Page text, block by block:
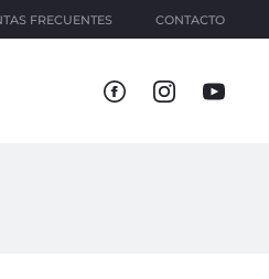
FRECUENTES CONTACTO